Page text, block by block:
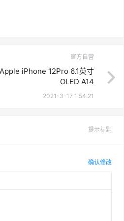
官方自营
iPhone 12Pro 6.1英寸
OLED A14
2021-3-17 1:54:21
提示标题
确认修改